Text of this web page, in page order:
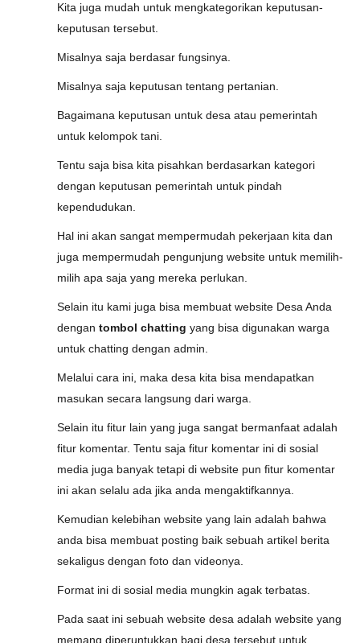
Kita juga mudah untuk mengkategorikan keputusan-
keputusan tersebut.
Misalnya saja berdasar fungsinya.
Misalnya saja keputusan tentang pertanian.
Bagaimana keputusan untuk desa atau pemerintah
untuk kelompok tani.
Tentu saja bisa kita pisahkan berdasarkan kategori
dengan keputusan pemerintah untuk pindah
kependudukan.
Hal ini akan sangat mempermudah pekerjaan kita dan
juga mempermudah pengunjung website untuk memilih-
milih apa saja yang mereka perlukan.
Selain itu kami juga bisa membuat website Desa Anda
dengan tombol chatting yang bisa digunakan warga
untuk chatting dengan admin.
Melalui cara ini, maka desa kita bisa mendapatkan
masukan secara langsung dari warga.
Selain itu fitur lain yang juga sangat bermanfaat adalah
fitur komentar. Tentu saja fitur komentar ini di sosial
media juga banyak tetapi di website pun fitur komentar
ini akan selalu ada jika anda mengaktifkannya.
Kemudian kelebihan website yang lain adalah bahwa
anda bisa membuat posting baik sebuah artikel berita
sekaligus dengan foto dan videonya.
Format ini di sosial media mungkin agak terbatas.
Pada saat ini sebuah website desa adalah website yang
memang diperuntukkan bagi desa tersebut untuk